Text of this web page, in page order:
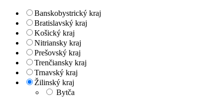
Banskobystrický kraj
Bratislavský kraj
Košický kraj
Nitriansky kraj
Prešovský kraj
Trenčiansky kraj
Trnavský kraj
Žilinský kraj
Bytča